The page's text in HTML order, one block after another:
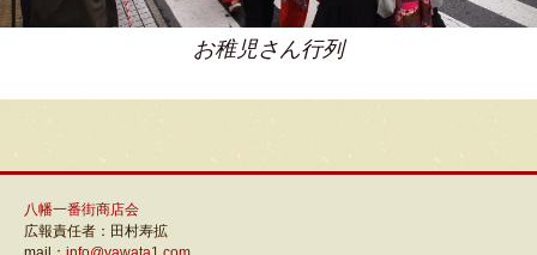
お稚児さん行列
八幡一番街商店会
広報責任者：田村寿拡